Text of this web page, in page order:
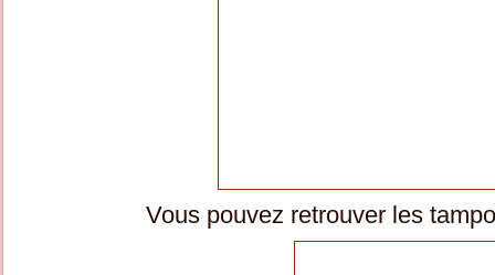
Vous pouvez retrouver les